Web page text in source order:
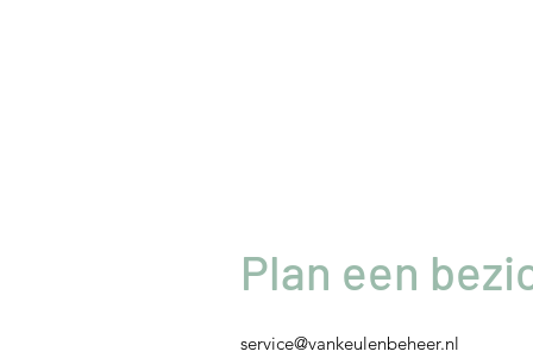
Plan een
service@vankeulenbeheer.nl